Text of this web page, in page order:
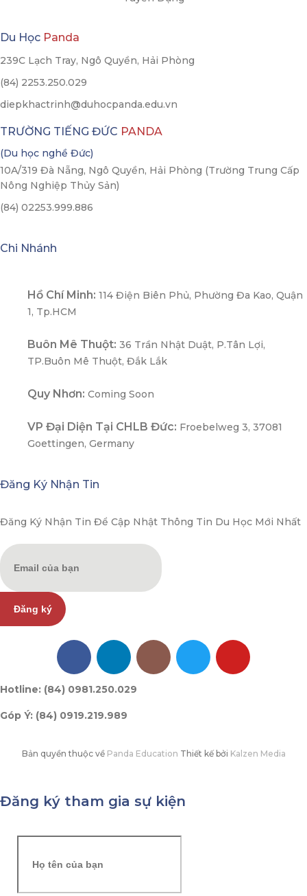
Du Học Panda
239C Lạch Tray, Ngô Quyền, Hải Phòng
(84) 2253.250.029
diepkhactrinh@duhocpanda.edu.vn
TRƯỜNG TIẾNG ĐỨC PANDA
(Du học nghề Đức)
10A/319 Đà Nẵng, Ngô Quyền, Hải Phòng (Trường Trung Cấp
Nông Nghiệp Thủy Sản)
(84) 02253.999.886
Chi Nhánh
Hồ Chí Minh: 114 Điện Biên Phủ, Phường Đa Kao, Quận
1, Tp.HCM
Buôn Mê Thuột: 36 Trần Nhật Duật, P.Tân Lợi,
TP.Buôn Mê Thuột, Đắk Lắk
Quy Nhơn: Coming Soon
VP Đại Diện Tại CHLB Đức: Froebelweg 3, 37081
Goettingen, Germany
Đăng Ký Nhận Tin
Đăng Ký Nhận Tin Để Cập Nhật Thông Tin Du Học Mới Nhất
Đăng ký
Hotline: (84) 0981.250.029
Góp Ý: (84) 0919.219.989
Bản quyền thuộc về Panda Education Thiết kế bởi Kalzen Media
Đăng ký tham gia sự kiện